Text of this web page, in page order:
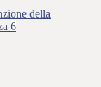
della
6